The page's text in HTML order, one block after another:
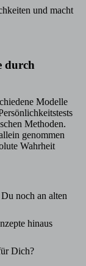
und macht
durch
Modelle
Methoden.
genommen
Wahrheit
noch an alten
hinaus
Dich?